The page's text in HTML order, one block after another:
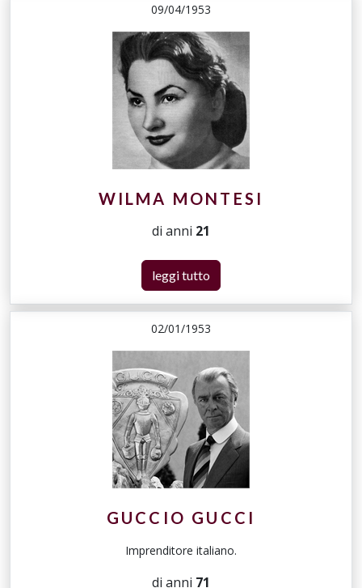
09/04/1953
WILMA MONTESI
di anni 21
leggi tutto
02/01/1953
GUCCIO GUCCI
Imprenditore italiano.
di anni 71